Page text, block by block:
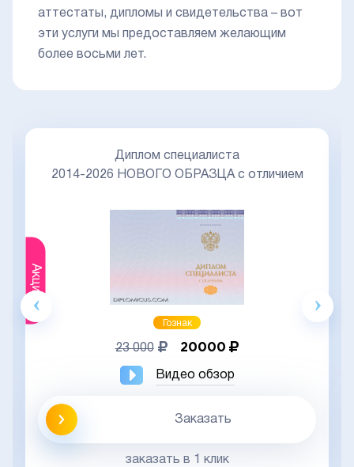
аттестаты, дипломы и свидетельства – вот
эти услуги мы предоставляем желающим
более восьми лет.
Акция
Диплом специалиста
2014-2026 НОВОГО ОБРАЗЦА с отличием
Гознак
23 000 20000
Видео обзор
Заказать
заказать в 1 клик